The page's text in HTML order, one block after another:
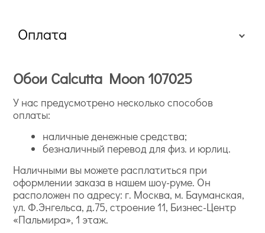
Оплата
Обои Calcutta Moon 107025
У нас предусмотрено несколько способов
оплаты:
наличные денежные средства;
безналичный перевод для физ. и юрлиц.
Наличными вы можете расплатиться при
оформлении заказа в нашем шоу-руме. Он
расположен по адресу: г. Москва, м. Бауманская,
ул. Ф.Энгельса, д.75, строение 11, Бизнес-Центр
«Пальмира», 1 этаж.